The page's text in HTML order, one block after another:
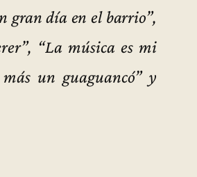
gran día en el barrio”,
“La música es mi
más un guaguancó” y